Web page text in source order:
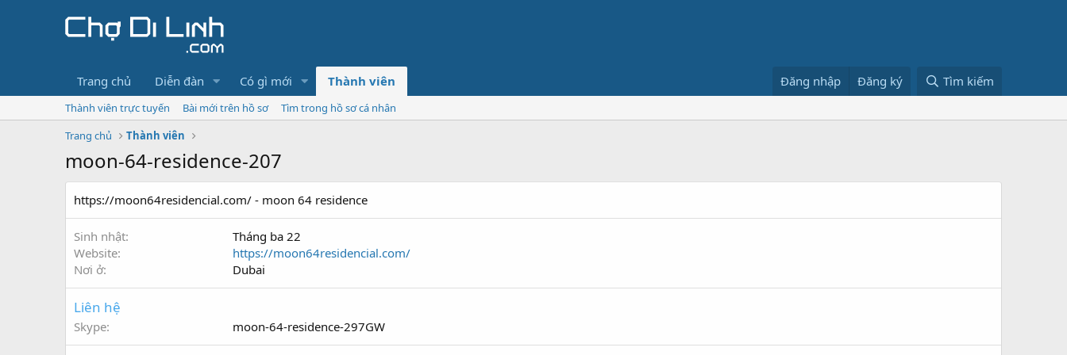
Trang chủ Diễn đàn Có gì mới Thành viên Đăng nhập Đăng ký Tìm kiếm
Thành viên trực tuyến Bài mới trên hồ sơ
Tìm trong hồ sơ cá nhân
Trang chủ
Thành viên
moon-64-residence-207
https://moon64residencial.com/ - moon 64 residence
Sinh nhật
Tháng ba 22
Website
https://moon64residencial.com/
Nơi ở
Dubai
Liên hệ
Skype moon-64-residence-297GW